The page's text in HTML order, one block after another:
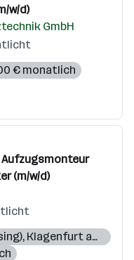
w/d)
GmbH
€ monatlich
(m/w/d)
, Klagenfurt am Wörthersee